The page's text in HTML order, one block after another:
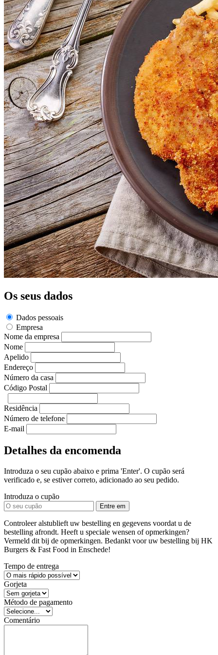
Os seus dados
Dados pessoais
Empresa
Nome da empresa
Nome
Apelido
Endereço
Número da casa
Código Postal
Residência
Número de telefone
E-mail
Detalhes da encomenda
Introduza o seu cupão abaixo e prima 'Enter'. O cupão será
verificado e, se estiver correto, adicionado ao seu pedido.
Introduza o cupão
Entre em
Controleer alstublieft uw bestelling en gegevens voordat u de
bestelling afrondt. Heeft u speciale wensen of opmerkingen?
Vermeld dit bij de opmerkingen. Bedankt voor uw bestelling bij HK
Burgers & Fast Food in Enschede!
Tempo de entrega
Gorjeta
Método de pagamento
Comentário